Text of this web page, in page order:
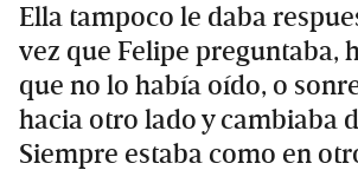
Ella tampoco le daba
vez que Felipe preguntaba,
que no lo había oído, o
hacia otro lado y cambiaba
Siempre estaba como en